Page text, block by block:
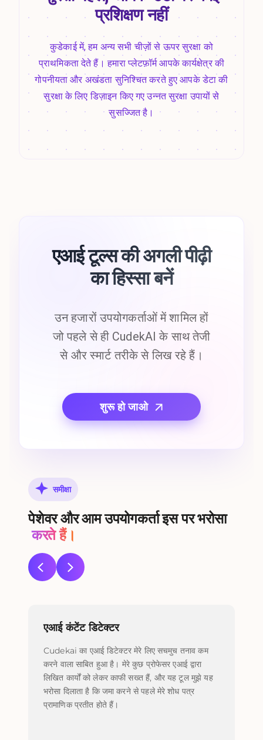
प्रशिक्षण नहीं
कुडेकाई में, हम अन्य सभी चीज़ों से ऊपर सुरक्षा को
प्राथमिकता देते हैं। हमारा प्लेटफ़ॉर्म आपके कार्यक्षेत्र की
गोपनीयता और अखंडता सुनिश्चित करते हुए आपके डेटा की
सुरक्षा के लिए डिज़ाइन किए गए उन्नत सुरक्षा उपायों से
सुसज्जित है।
एआई टूल्स की अगली पीढ़ी
का हिस्सा बनें
उन हजारों उपयोगकर्ताओं में शामिल हों
जो पहले से ही CudekAI के साथ तेजी
से और स्मार्ट तरीके से लिख रहे हैं।
शुरू हो जाओ
समीक्षा
पेशेवर और आम उपयोगकर्ता इस पर भरोसा
करते हैं।
एआई कंटेंट डिटेक्टर
Cudekai का एआई डिटेक्टर मेरे लिए सचमुच तनाव कम
करने वाला साबित हुआ है। मेरे कुछ प्रोफेसर एआई द्वारा
लिखित कार्यों को लेकर काफी सख्त हैं, और यह टूल मुझे यह
भरोसा दिलाता है कि जमा करने से पहले मेरे शोध पत्र
प्रामाणिक प्रतीत होते हैं।